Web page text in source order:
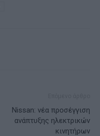
Nissan: νέα προσέγγιση
ανάπτυξης ηλεκτρικών
κινητήρων